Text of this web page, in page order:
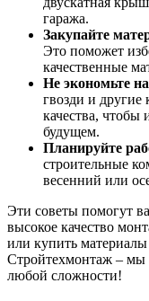
гаража.
Закупайте
Это поможет
качественные
Не экономьте
гвозди и
качества, чтобы
будущем.
Планируйте
строительные
весенний или
Эти советы помогут
высокое качество
или купить
Стройтехмонтаж – мы
любой сложности!